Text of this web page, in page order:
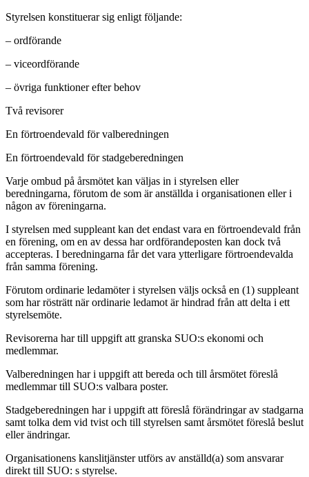
Styrelsen konstituerar sig enligt följande:
– ordförande
– viceordförande
– övriga funktioner efter behov
Två revisorer
En förtroendevald för valberedningen
En förtroendevald för stadgeberedningen
Varje ombud på årsmötet kan väljas in i styrelsen eller
beredningarna, förutom de som är anställda i organisationen eller i
någon av föreningarna.
I styrelsen med suppleant kan det endast vara en förtroendevald från
en förening, om en av dessa har ordförandeposten kan dock två
accepteras. I beredningarna får det vara ytterligare förtroendevalda
från samma förening.
Förutom ordinarie ledamöter i styrelsen väljs också en (1) suppleant
som har rösträtt när ordinarie ledamot är hindrad från att delta i ett
styrelsemöte.
Revisorerna har till uppgift att granska SUO:s ekonomi och
medlemmar.
Valberedningen har i uppgift att bereda och till årsmötet föreslå
medlemmar till SUO:s valbara poster.
Stadgeberedningen har i uppgift att föreslå förändringar av stadgarna
samt tolka dem vid tvist och till styrelsen samt årsmötet föreslå beslut
eller ändringar.
Organisationens kanslitjänster utförs av anställd(a) som ansvarar
direkt till SUO: s styrelse.